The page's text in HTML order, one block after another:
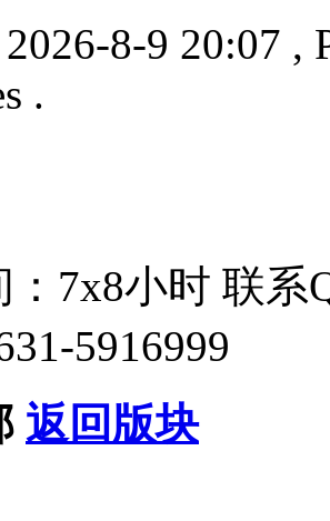
8-9 20:07 ,
.
：7x8小时 联系
5916999
返回版块